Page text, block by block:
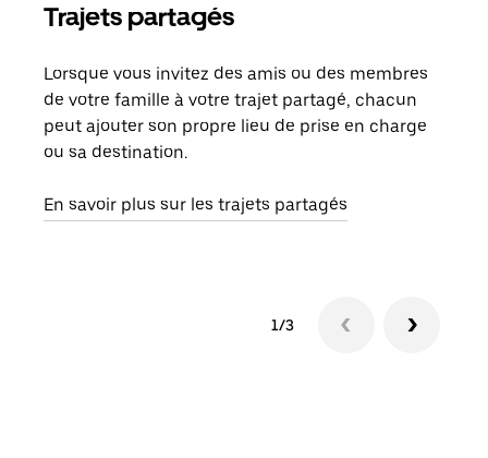
Trajets partagés
Lorsque vous invitez des amis ou des membres
de votre famille à votre trajet partagé, chacun
peut ajouter son propre lieu de prise en charge
ou sa destination.
En savoir plus sur les trajets partagés
1/3